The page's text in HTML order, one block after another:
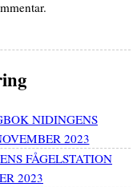
NIDINGENS
2023
FÅGELSTATION
2023